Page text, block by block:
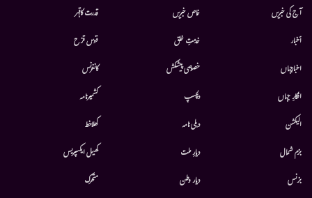
آج کی خبریں
أخبار
اخبارجہاں
افکارِ جہاں
الیکشن
بزم شمال
بزنس
خاص خبریں
خدمتِ خلق
خصوصی پیشکش
دلچسپ
دہلی نامہ
دیارِ ملت
دیار وطن
قدرت کاقہر
قوس قزح
کانفرنس
کشمیرنامہ
کھلاخط
کھیل ایکسپریس
متحرك